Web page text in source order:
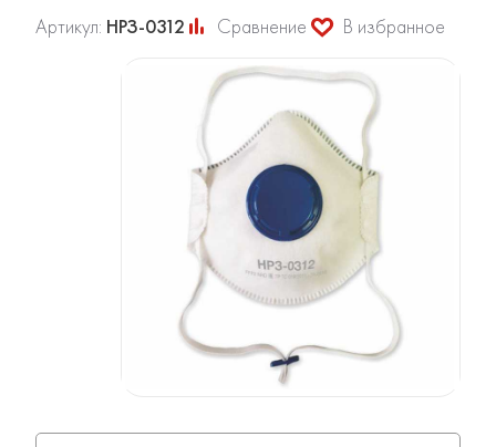
Артикул: НРЗ-0312 Сравнение В избранное